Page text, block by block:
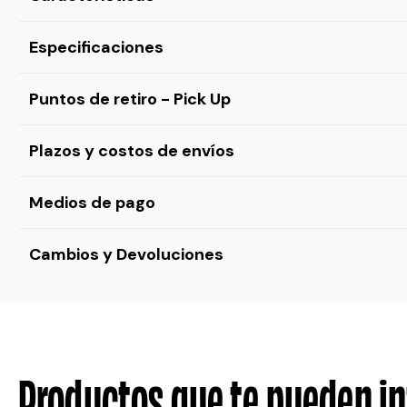
Especificaciones
Puntos de retiro - Pick Up
Plazos y costos de envíos
Medios de pago
Cambios y Devoluciones